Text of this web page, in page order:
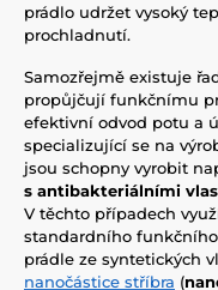
prádlo udržet vysoký
prochladnutí.
Samozřejmě existuje
propůjčují funkčnímu
efektivní odvod potu a
specializující se na
jsou schopny vyrobit
s antibakteriálními
V těchto případech
standardního
prádle ze syntetických
nanočástice stříbra (